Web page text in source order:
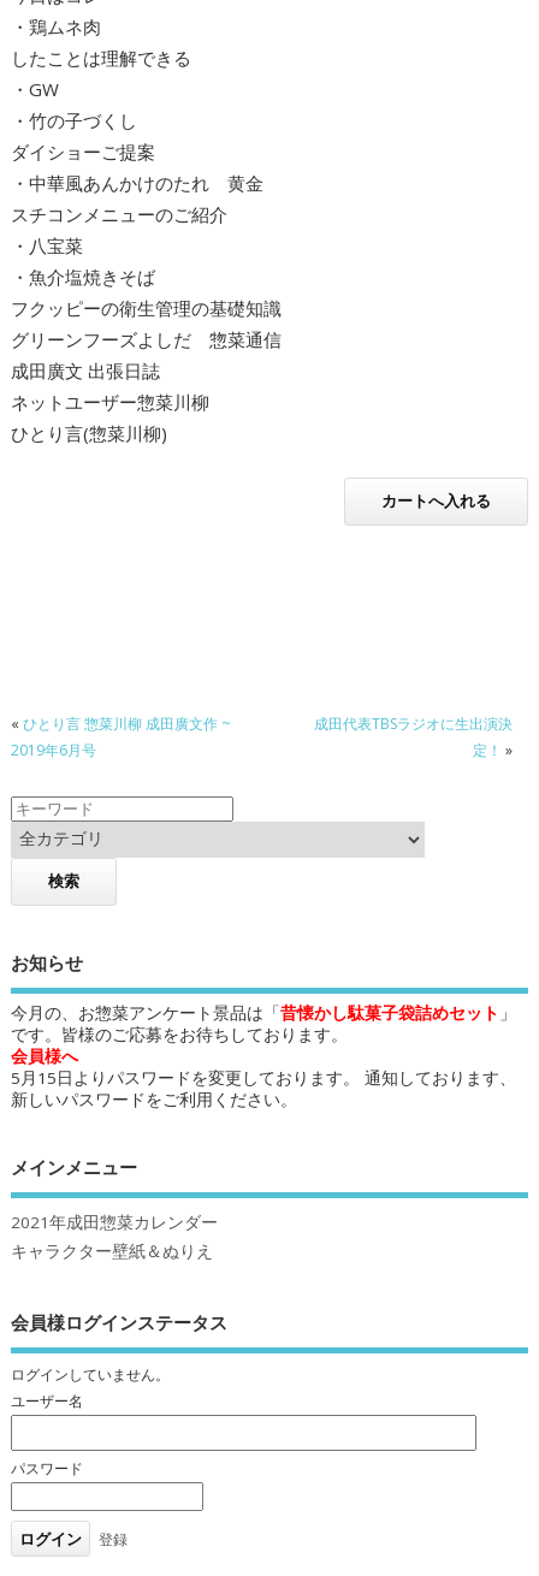
・鶏ムネ肉
したことは理解できる
・GW
・竹の子づくし
ダイショーご提案
・中華風あんかけのたれ 黄金
スチコンメニューのご紹介
・八宝菜
・魚介塩焼きそば
フクッピーの衛生管理の基礎知識
グリーンフーズよしだ 惣菜通信
成田廣文 出張日誌
ネットユーザー惣菜川柳
ひとり言(惣菜川柳)
« ひとり言 惣菜川柳 成田廣文作 ~
2019年6月号
成田代表TBSラジオに生出演決
定！ »
お知らせ
今月の、お惣菜アンケート景品は「昔懐かし駄菓子袋詰めセット 」
です。皆様のご応募をお待ちしております。
会員様へ
5月15日よりパスワードを変更しております。 通知しております、
新しいパスワードをご利用ください。
メインメニュー
2021年成田惣菜カレンダー
キャラクター壁紙＆ぬりえ
会員様ログインステータス
ログインしていません。
ユーザー名
パスワード
登録